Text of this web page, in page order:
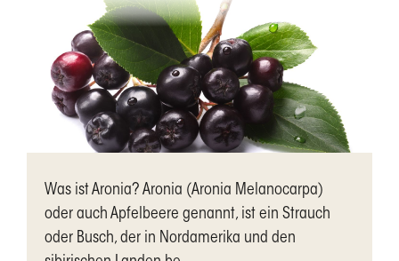
Was ist Aronia? Aronia (Aronia Melanocarpa)
oder auch Apfelbeere genannt, ist ein Strauch
oder Busch, der in Nordamerika und den